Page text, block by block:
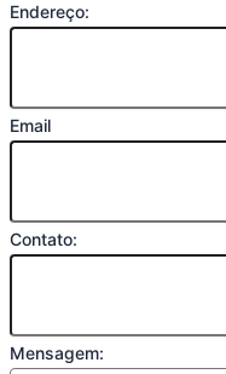
Endereço:
Email
Contato:
Mensagem: